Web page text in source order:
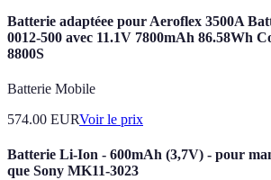
Batterie adaptéee pour Aeroflex 3500A
0012-500 avec 11.1V 7800mAh 86.58Wh
8800S
Batterie Mobile
574.00 EURVoir le prix
Batterie Li-Ion - 600mAh (3,7V) - pour
que Sony MK11-3023